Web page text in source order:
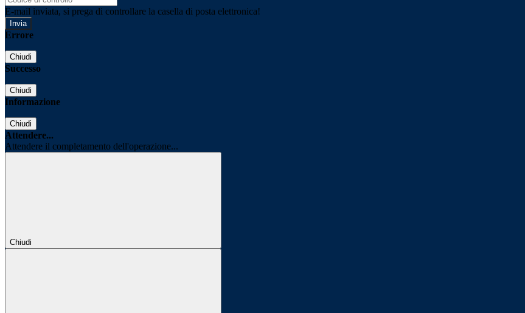
E-mail inviata, si prega di controllare la casella di posta elettronica!
Errore
Chiudi
Successo
Chiudi
Informazione
Chiudi
Attendere...
Attendere il completamento dell'operazione...
Chiudi